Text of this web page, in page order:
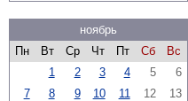
ноябрь
Пн
Вт Ср Чт Пт Сб
Вс
1
2 3 4 5
6
7
8 9 10 11 12 13